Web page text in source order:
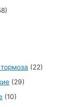
(22)
(29)
(10)